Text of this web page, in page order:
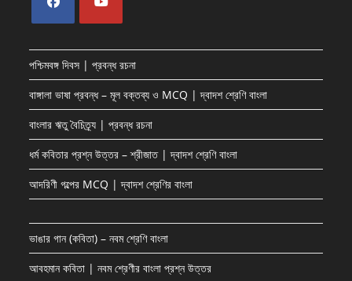
in
a
new
tab
in
a
new
tab
পশ্চিমবঙ্গ দিবস | প্রবন্ধ রচনা
বাঙ্গালা ভাষা প্রবন্ধ – মূল বক্তব্য ও MCQ | দ্বাদশ শ্রেণি বাংলা
বাংলার ঋতু বৈচিত্র্য | প্রবন্ধ রচনা
ধর্ম কবিতার প্রশ্ন উত্তর – শ্রীজাত | দ্বাদশ শ্রেণি বাংলা
আদরিণী গল্পের MCQ | দ্বাদশ শ্রেণির বাংলা
ভাঙার গান (কবিতা) – নবম শ্রেণি বাংলা
আবহমান কবিতা | নবম শ্রেণীর বাংলা প্রশ্ন উত্তর